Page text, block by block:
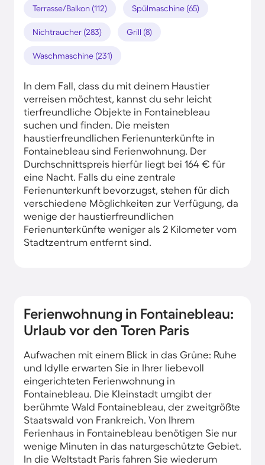
Terrasse/Balkon (112) Spülmaschine (65)
Nichtraucher (283) Grill (8)
Waschmaschine (231)
In dem Fall, dass du mit deinem Haustier
verreisen möchtest, kannst du sehr leicht
tierfreundliche Objekte in Fontainebleau
suchen und finden. Die meisten
haustierfreundlichen Ferienunterkünfte in
Fontainebleau sind Ferienwohnung. Der
Durchschnittspreis hierfür liegt bei 164 € für
eine Nacht. Falls du eine zentrale
Ferienunterkunft bevorzugst, stehen für dich
verschiedene Möglichkeiten zur Verfügung, da
wenige der haustierfreundlichen
Ferienunterkünfte weniger als 2 Kilometer vom
Stadtzentrum entfernt sind.
Ferienwohnung in Fontainebleau:
Urlaub vor den Toren Paris
Aufwachen mit einem Blick in das Grüne: Ruhe
und Idylle erwarten Sie in Ihrer liebevoll
eingerichteten Ferienwohnung in
Fontainebleau. Die Kleinstadt umgibt der
berühmte Wald Fontainebleau, der zweitgrößte
Staatswald von Frankreich. Von Ihrem
Ferienhaus in Fontainebleau benötigen Sie nur
wenige Minuten in das naturgeschützte Gebiet.
In die Weltstadt Paris fahren Sie wiederum